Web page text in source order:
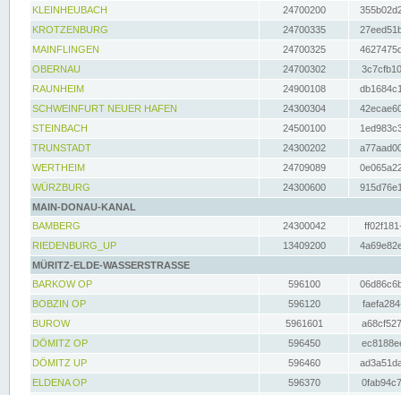
KLEINHEUBACH 24700200
KROTZENBURG
24700335
MAINFLINGEN
24700325
OBERNAU
24700302
RAUNHEIM
24900108
SCHWEINFURT NEUER HAFEN
24300304
STEINBACH
24500100
TRUNSTADT
24300202
WERTHEIM
24709089
WÜRZBURG
24300600
MAIN-DONAU-KANAL
BAMBERG
24300042
RIEDENBURG_UP
13409200
MÜRITZ-ELDE-WASSERSTRASSE
BARKOW OP
596100
BOBZIN OP
596120
BUROW
5961601
DÖMITZ OP
596450
DÖMITZ UP
596460
ELDENA OP
596370